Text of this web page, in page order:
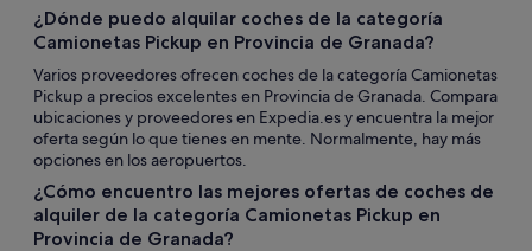
¿Dónde puedo alquilar coches de la categoría
Camionetas Pickup en Provincia de Granada?
Varios proveedores ofrecen coches de la categoría Camionetas
Pickup a precios excelentes en Provincia de Granada. Compara
ubicaciones y proveedores en Expedia.es y encuentra la mejor
oferta según lo que tienes en mente. Normalmente, hay más
opciones en los aeropuertos.
¿Cómo encuentro las mejores ofertas de coches de
alquiler de la categoría Camionetas Pickup en
Provincia de Granada?